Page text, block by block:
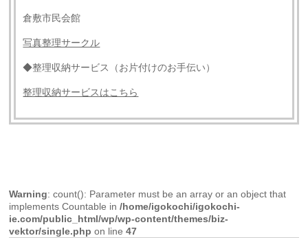
倉敷市民会館
写真整理サークル
◆整理収納サービス（お片付けのお手伝い）
整理収納サービスはこちら
Warning: count(): Parameter must be an array or an object that
implements Countable in/home/igokochi/igokochi-
ie.com/public_html/wp/wp-content/themes/biz-
vektor/single.php on line47